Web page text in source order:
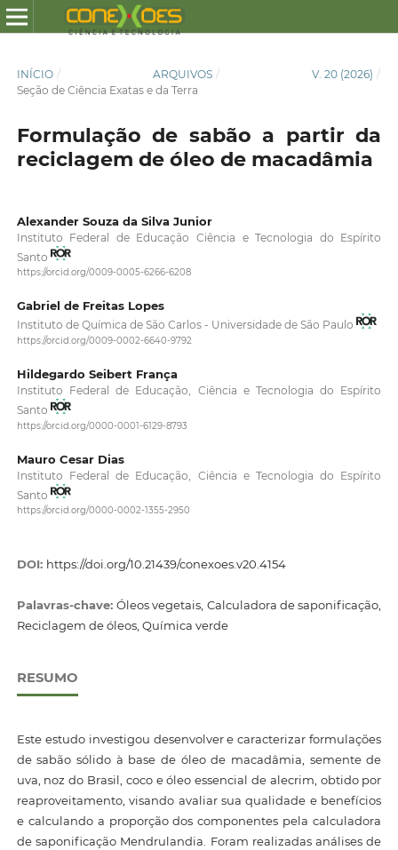
INÍCIO / ARQUIVOS / V. 20 (2026) /
Seção de Ciência Exatas e da Terra
Formulação de sabão a partir da
reciclagem de óleo de macadâmia
Alexander Souza da Silva Junior
Instituto Federal de Educação Ciência e Tecnologia do Espírito
Santo
https://orcid.org/0009-0005-6266-6208
Gabriel de Freitas Lopes
Instituto de Química de São Carlos - Universidade de São Paulo
https://orcid.org/0009-0002-6640-9792
Hildegardo Seibert França
Instituto Federal de Educação, Ciência e Tecnologia do Espírito
Santo
https://orcid.org/0000-0001-6129-8793
Mauro Cesar Dias
Instituto Federal de Educação, Ciência e Tecnologia do Espírito
Santo
https://orcid.org/0000-0002-1355-2950
DOI: https://doi.org/10.21439/conexoes.v20.4154
Palavras-chave: Óleos vegetais, Calculadora de saponificação,
Reciclagem de óleos, Química verde
RESUMO
Este estudo investigou desenvolver e caracterizar formulações
de sabão sólido à base de óleo de macadâmia, semente de
uva, noz do Brasil, coco e óleo essencial de alecrim, obtido por
reaproveitamento, visando avaliar sua qualidade e benefícios
e calculando a proporção dos componentes pela calculadora
de saponificação Mendrulandia. Foram realizadas análises de